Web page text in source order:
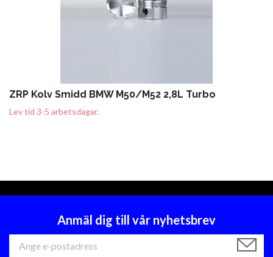
ZRP Kolv Smidd BMW M50/M52 2,8L Turbo
Lev tid 3-5 arbetsdagar.
Anmäl dig till vår nyhetsbrev